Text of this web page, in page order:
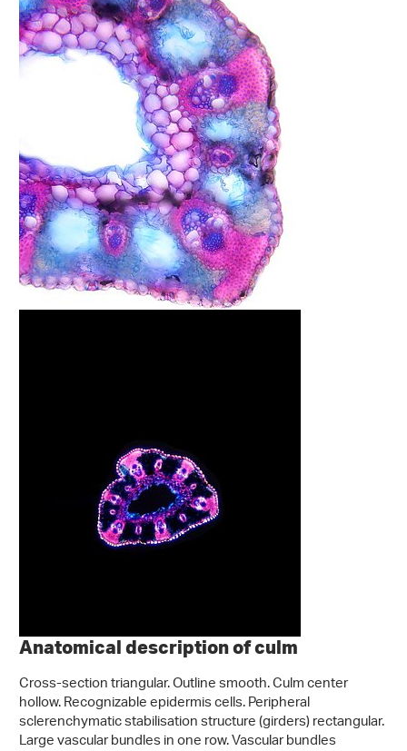
Anatomical description of culm
Cross-section triangular. Outline smooth. Culm center
hollow. Recognizable epidermis cells. Peripheral
sclerenchymatic stabilisation structure (girders) rectangular.
Large vascular bundles in one row. Vascular bundles